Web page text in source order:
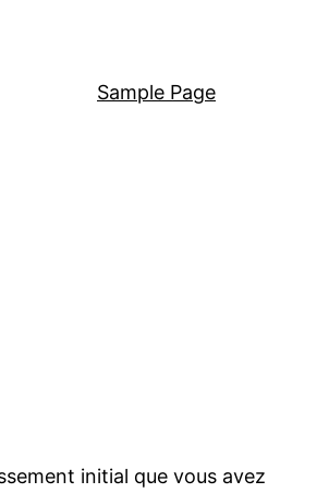
Sample Page
initial que vous avez